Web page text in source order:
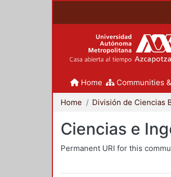
Home Communities
Home
Ciencias e
Permanent URI for this